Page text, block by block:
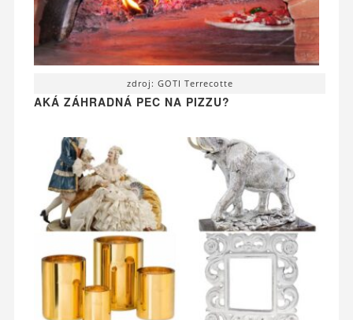
zdroj: GOTI Terrecotte
AKÁ ZÁHRADNÁ PEC NA PIZZU?